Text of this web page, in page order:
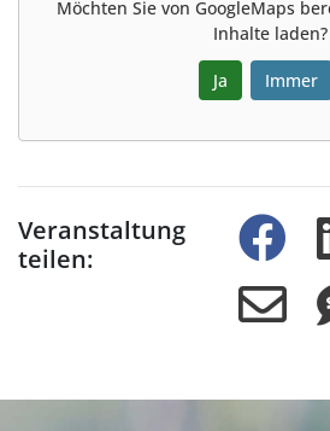
Möchten Sie von GoogleMaps
Inhalte laden?
Ja Immer
Veranstaltung
teilen: